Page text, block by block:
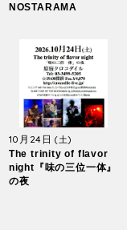
NOSTARAMA
10月24日 (土)
The trinity of flavor
night『味の三位一体』
の夜